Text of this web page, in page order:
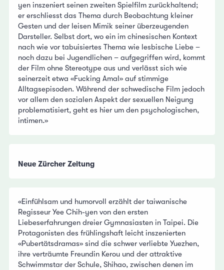
yen inszeniert seinen zweiten Spielfilm zurückhaltend;
er erschliesst das Thema durch Beobachtung kleiner
Gesten und der leisen Mimik seiner überzeugenden
Darsteller. Selbst dort, wo ein im chinesischen Kontext
nach wie vor tabuisiertes Thema wie lesbische Liebe –
noch dazu bei Jugendlichen – aufgegriffen wird, kommt
der Film ohne Stereotype aus und verlässt sich wie
seinerzeit etwa «Fucking Amal» auf stimmige
Alltagsepisoden. Während der schwedische Film jedoch
vor allem den sozialen Aspekt der sexuellen Neigung
problematisiert, geht es hier um den psychologischen,
intimen.»
Neue Zürcher Zeitung
«Einfühlsam und humorvoll erzählt der taiwanische
Regisseur Yee Chih-yen von den ersten
Liebeserfahrungen dreier Gymnasiasten in Taipei. Die
Protagonisten des frühlingshaft leicht inszenierten
«Pubertätsdramas» sind die schwer verliebte Yuezhen,
ihre verträumte Freundin Kerou und der attraktive
Schwimmstar der Schule, Shihao, zwischen denen im